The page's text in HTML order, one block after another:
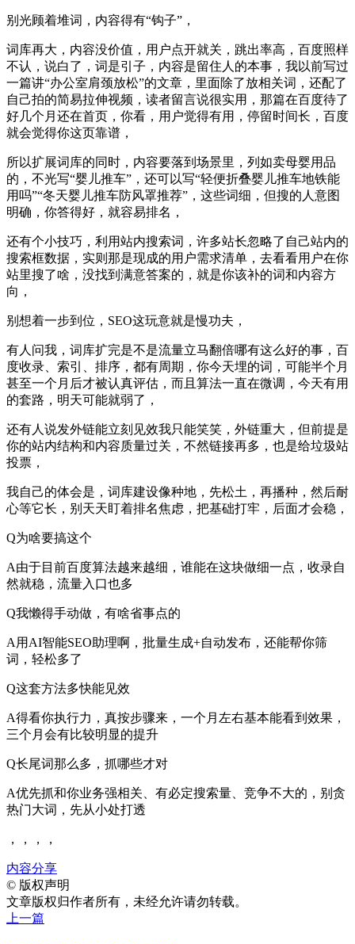
别光顾着堆词，内容得有“钩子”，
词库再大，内容没价值，用户点开就关，跳出率高，百度照样
不认，说白了，词是引子，内容是留住人的本事，我以前写过
一篇讲“办公室肩颈放松”的文章，里面除了放相关词，还配了
自己拍的简易拉伸视频，读者留言说很实用，那篇在百度待了
好几个月还在首页，你看，用户觉得有用，停留时间长，百度
就会觉得你这页靠谱，
所以扩展词库的同时，内容要落到场景里，列如卖母婴用品
的，不光写“婴儿推车”，还可以写“轻便折叠婴儿推车地铁能
用吗”“冬天婴儿推车防风罩推荐”，这些词细，但搜的人意图
明确，你答得好，就容易排名，
还有个小技巧，利用站内搜索词，许多站长忽略了自己站内的
搜索框数据，实则那是现成的用户需求清单，去看看用户在你
站里搜了啥，没找到满意答案的，就是你该补的词和内容方
向，
别想着一步到位，SEO这玩意就是慢功夫，
有人问我，词库扩完是不是流量立马翻倍哪有这么好的事，百
度收录、索引、排序，都有周期，你今天埋的词，可能半个月
甚至一个月后才被认真评估，而且算法一直在微调，今天有用
的套路，明天可能就弱了，
还有人说发外链能立刻见效我只能笑笑，外链重大，但前提是
你的站内结构和内容质量过关，不然链接再多，也是给垃圾站
投票，
我自己的体会是，词库建设像种地，先松土，再播种，然后耐
心等它长，别天天盯着排名焦虑，把基础打牢，后面才会稳，
Q为啥要搞这个
A由于目前百度算法越来越细，谁能在这块做细一点，收录自
然就稳，流量入口也多
Q我懒得手动做，有啥省事点的
A用AI智能SEO助理啊，批量生成+自动发布，还能帮你筛
词，轻松多了
Q这套方法多快能见效
A得看你执行力，真按步骤来，一个月左右基本能看到效果，
三个月会有比较明显的提升
Q长尾词那么多，抓哪些才对
A优先抓和你业务强相关、有必定搜索量、竞争不大的，别贪
热门大词，先从小处打透
，，，，
内容分享
© 版权声明
文章版权归作者所有，未经允许请勿转载。
上一篇